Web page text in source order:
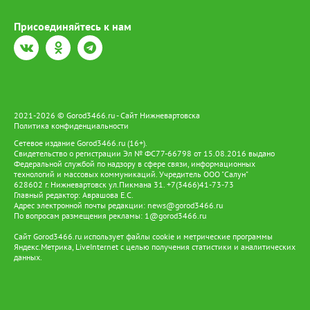
Присоединяйтесь к нам
2021-2026 © Gorod3466.ru - Сайт Нижневартовска
Политика конфиденциальности
Сетевое издание Gorod3466.ru (16+).
Свидетельство о регистрации Эл № ФС77-66798 от 15.08.2016 выдано
Федеральной службой по надзору в сфере связи, информационных
технологий и массовых коммуникаций. Учредитель ООО "Салун"
628602 г. Нижневартовск ул.Пикмана 31. +7(3466)41-73-73
Главный редактор: Аврашова Е.С.
Адрес электронной почты редакции: news@gorod3466.ru
По вопросам размещения рекламы: 1@gorod3466.ru
Сайт Gorod3466.ru использует файлы cookie и метрические программы
Яндекс.Метрика, LiveInternet с целью получения статистики и аналитических
данных.